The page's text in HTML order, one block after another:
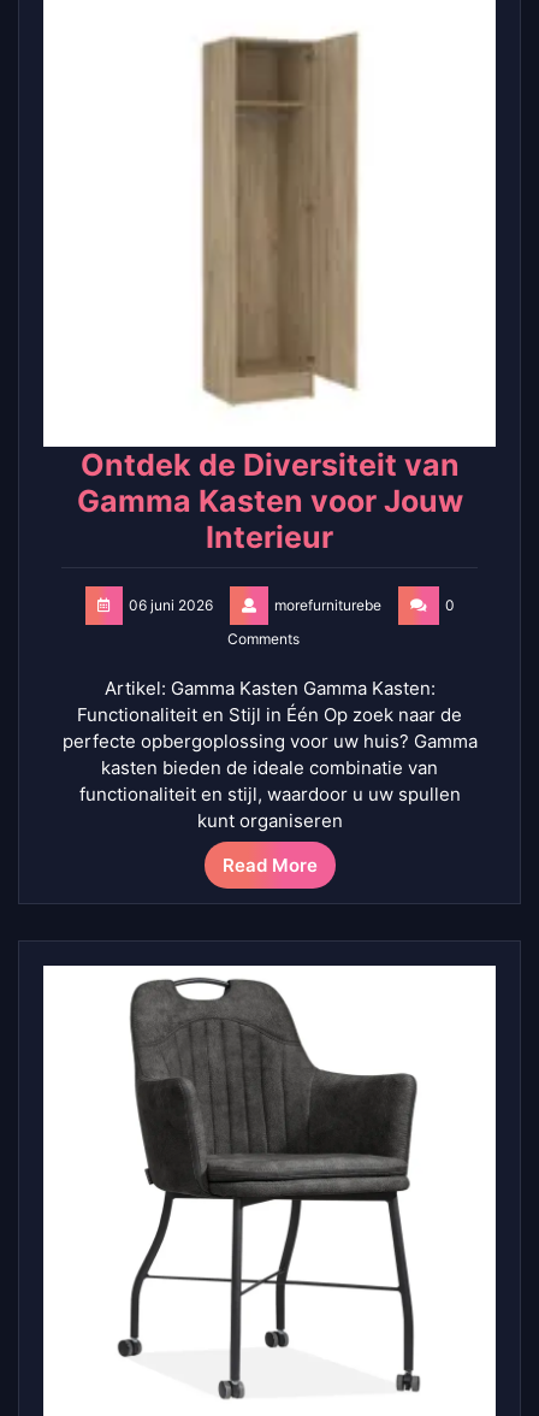
Ontdek de Diversiteit van
Gamma Kasten voor Jouw
Interieur
06 juni 2026 morefurniturebe
0
Comments
Artikel: Gamma Kasten Gamma Kasten:
Functionaliteit en Stijl in Één Op zoek naar de
perfecte opbergoplossing voor uw huis? Gamma
kasten bieden de ideale combinatie van
functionaliteit en stijl, waardoor u uw spullen
kunt organiseren
Read More